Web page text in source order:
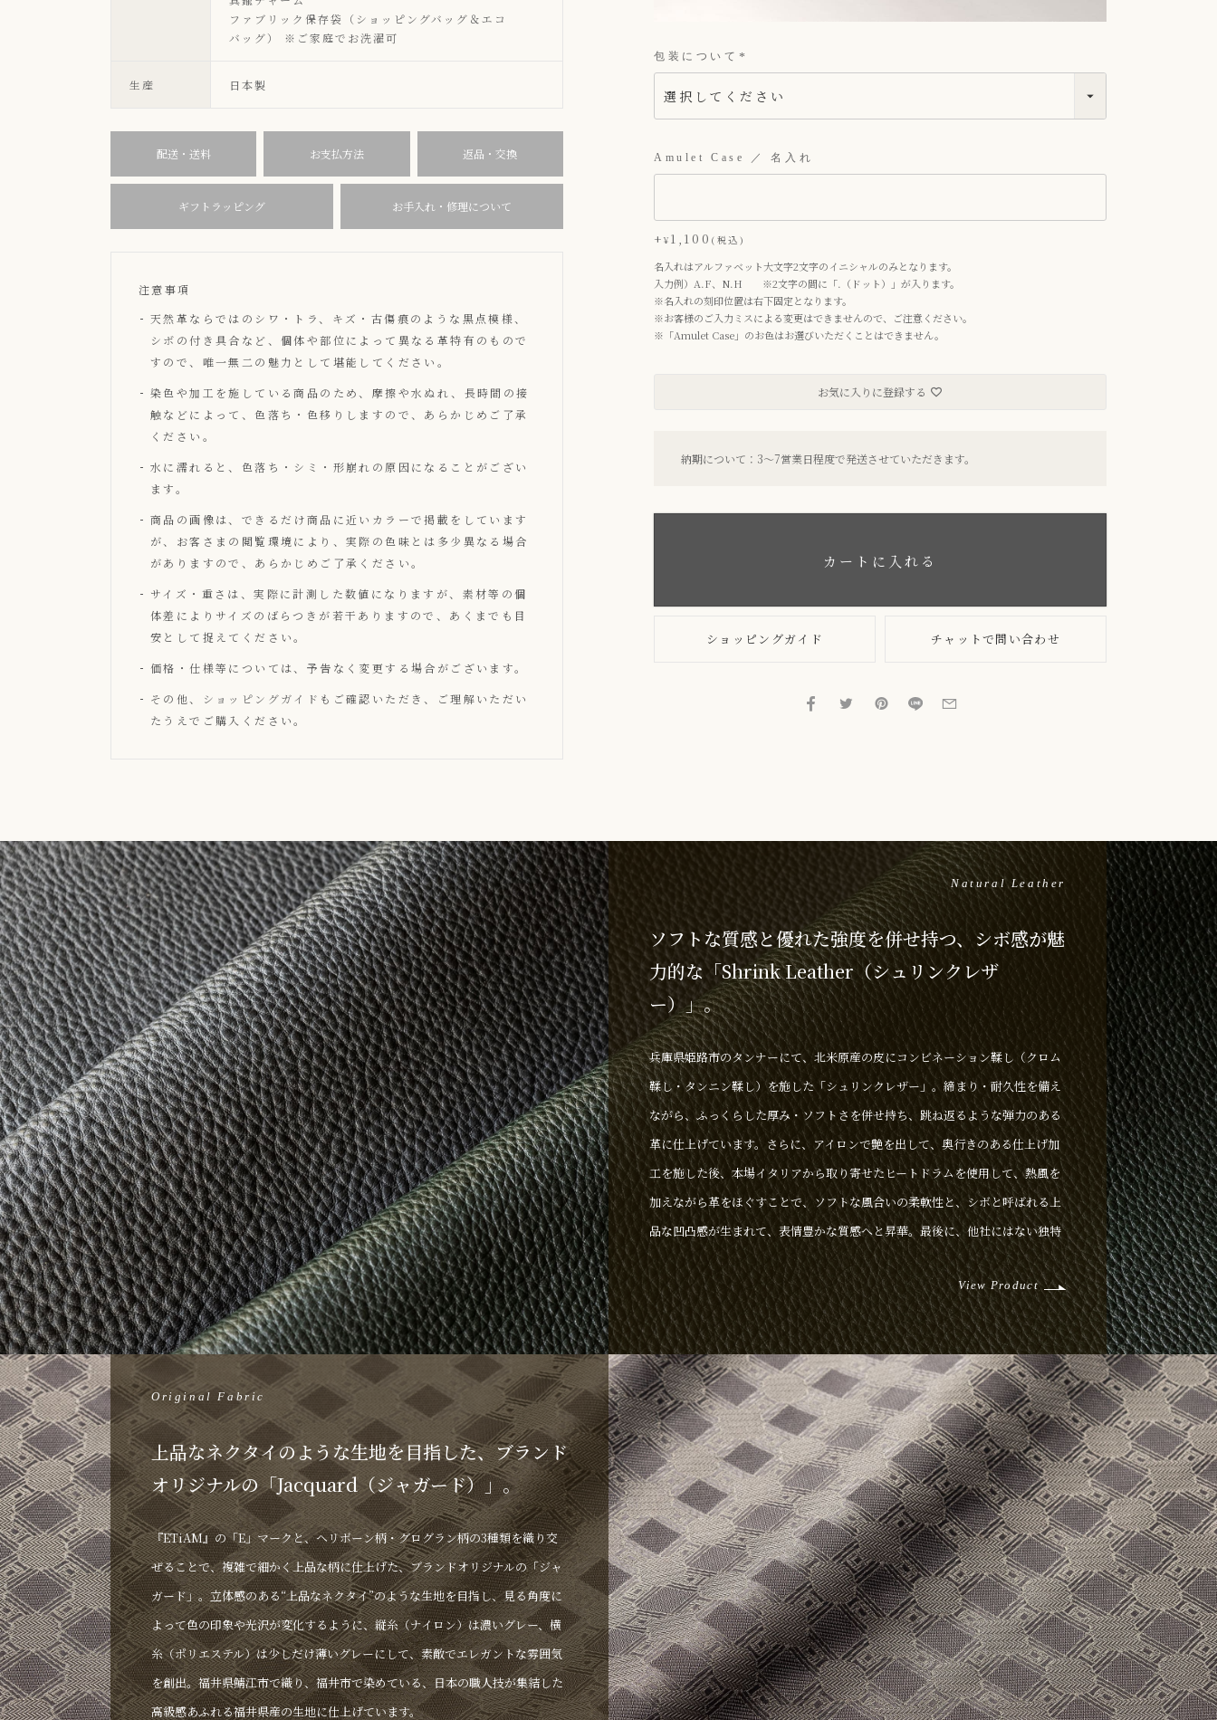
ファブリック保存袋（ショッピングバッグ＆エコ
バッグ） ※ご家庭でお洗濯可
生産 日本製
配送・送料 お支払方法 返品・交換
ギフトラッピング お手入れ・修理について
注意事項
天然革ならではのシワ・トラ、キズ・古傷痕のような黒点模様、
シボの付き具合など、個体や部位によって異なる革特有のもので
すので、唯一無二の魅力として堪能してください。
染色や加工を施している商品のため、摩擦や水ぬれ、長時間の接
触などによって、色落ち・色移りしますので、あらかじめご了承
ください。
水に濡れると、色落ち・シミ・形崩れの原因になることがござい
ます。
商品の画像は、できるだけ商品に近いカラーで掲載をしています
が、お客さまの閲覧環境により、実際の色味とは多少異なる場合
がありますので、あらかじめご了承ください。
サイズ・重さは、実際に計測した数値になりますが、素材等の個
体差によりサイズのばらつきが若干ありますので、あくまでも目
安として捉えてください。
価格・仕様等については、予告なく変更する場合がございます。
その他、
ショッピングガイド もご確認いただき、ご理解いただい
たうえでご購入ください。
包装について
(
須
Amulet Case ／ 名入れ
+ ¥ 1,100 税込
名入れはアルファベット大文字2文字のイニシャルのみとなります。
入力例）A.F、N.H ※2文字の間に「.（ドット）」が入ります。
※名入れの刻印位置は右下固定となります。
※お客様のご入力ミスによる変更はできませんので、ご注意ください。
※「Amulet Case」のお色はお選びいただくことはできません。
納期について：3〜7営業日程度で発送させていただきます。
お気に入りに登録する
カートに入れる
ショッピングガイド チャットで問い合わせ
Natural Leather
ソフトな質感と優れた強度を併せ持つ、シボ感が魅
力的な「Shrink Leather（シュリンクレザ
ー）」。
兵庫県姫路市のタンナーにて、北米原産の皮にコンビネーション鞣し（クロム
鞣し・タンニン鞣し）を施した「シュリンクレザー」。締まり・耐久性を備え
ながら、ふっくらした厚み・ソフトさを併せ持ち、跳ね返るような弾力のある
革に仕上げています。さらに、アイロンで艶を出して、奥行きのある仕上げ加
工を施した後、本場イタリアから取り寄せたヒートドラムを使用して、熱風を
加えながら革をほぐすことで、ソフトな風合いの柔軟性と、シボと呼ばれる上
品な凹凸感が生まれて、表情豊かな質感へと昇華。最後に、他社にはない独特
な色味の調整にこだわり、アニリンという水溶性の合成染料で染めて、透明感
のある顔料を表面に薄く吹き付けることで、高級感のある美しさとキズ・水へ
の強度を兼ね備えながら、使い込むほどに艶が増して風合い良く経年変化して
いく革が誕生します。
View Product
Original Fabric
上品なネクタイのような生地を目指した、ブランド
オリジナルの「Jacquard（ジャガード）」。
『ETiAM』の「E」マークと、ヘリボーン柄・グログラン柄の3種類を織り交
ぜることで、複雑で細かく上品な柄に仕上げた、ブランドオリジナルの「ジャ
ガード」。立体感のある“上品なネクタイ”のような生地を目指し、見る角度に
よって色の印象や光沢が変化するように、縦糸（ナイロン）は濃いグレー、横
糸（ポリエステル）は少しだけ薄いグレーにして、素敵でエレガントな雰囲気
を創出。福井県鯖江市で織り、福井市で染めている、日本の職人技が集結した
高級感あふれる福井県産の生地に仕上げています。